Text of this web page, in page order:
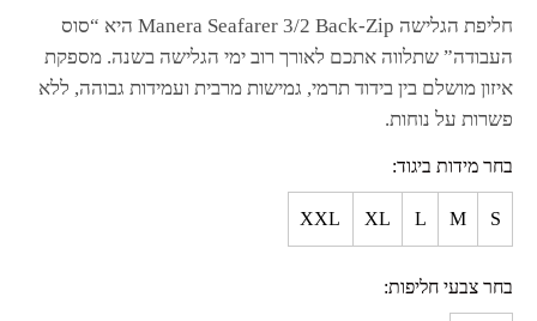
חליפת הגלישה Manera Seafarer 3/2 Back-Zipהיא “סוס
העבודה” שתלווה אתכם לאורך רוב ימי הגלישה בשנה. מספקת
איזון מושלם בין בידוד תרמי, גמישות מרבית ועמידות גבוהה, ללא
פשרות על נוחות.
בחר מידות ביגוד
S
M
L
XL
XXL
בחר צבעי חליפות